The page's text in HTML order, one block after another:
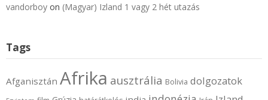
vandorboy on (Magyar) Izland 1 vagy 2 hét utazás
Tags
Afganisztán Afrika ausztrália Bolivia dolgozatok